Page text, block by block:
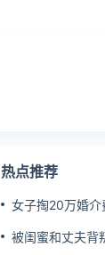
热点推荐
女子掏20万婚介
被闺蜜和丈夫背